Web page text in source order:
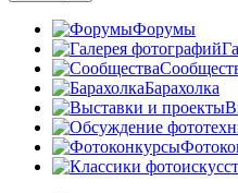
Форумы
Барахолка